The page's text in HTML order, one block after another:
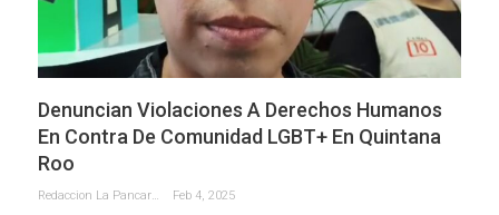
Denuncian Violaciones A Derechos Humanos
En Contra De Comunidad LGBT+ En Quintana
Roo
Redaccion La Pancarta De Quintana Roo Feb 4, 2025